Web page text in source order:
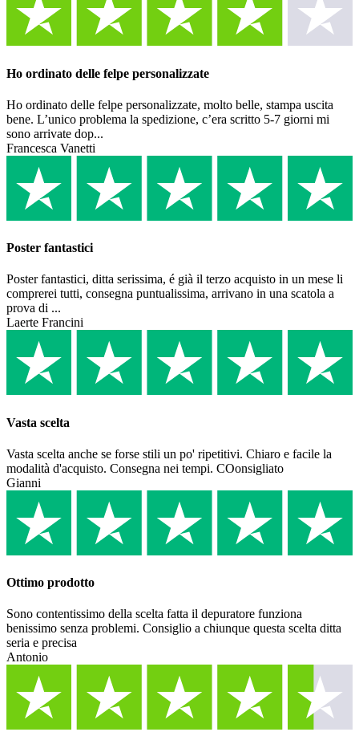
Ho ordinato delle felpe personalizzate
Ho ordinato delle felpe personalizzate, molto belle, stampa uscita
bene. L’unico problema la spedizione, c’era scritto 5-7 giorni mi
sono arrivate dop...
Francesca Vanetti
Poster fantastici
Poster fantastici, ditta serissima, é già il terzo acquisto in un mese li
comprerei tutti, consegna puntualissima, arrivano in una scatola a
prova di ...
Laerte Francini
Vasta scelta
Vasta scelta anche se forse stili un po' ripetitivi. Chiaro e facile la
modalità d'acquisto. Consegna nei tempi. COonsigliato
Gianni
Ottimo prodotto
Sono contentissimo della scelta fatta il depuratore funziona
benissimo senza problemi. Consiglio a chiunque questa scelta ditta
seria e precisa
Antonio